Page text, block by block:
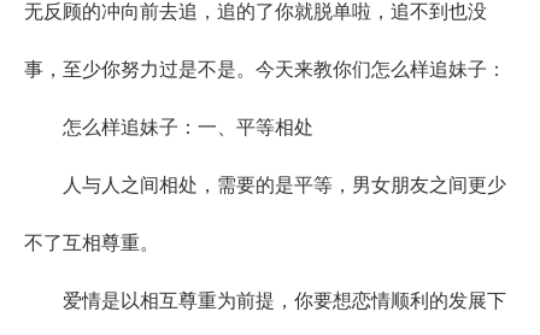
无反顾的冲向前去追，追的了你就脱单啦，追不到也没
事，至少你努力过是不是。今天来教你们怎么样追妹子：
怎么样追妹子：一、平等相处
人与人之间相处，需要的是平等，男女朋友之间更少
不了互相尊重。
爱情是以相互尊重为前提，你要想恋情顺利的发展下